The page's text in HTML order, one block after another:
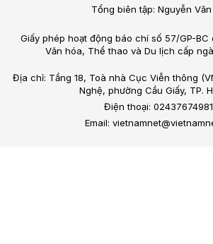
Tổng biên tập: Nguyễn Văn
Giấy phép hoạt động báo chí số 57/GP-BC
Văn hóa, Thể thao và Du lịch cấp
Địa chỉ: Tầng 18, Toà nhà Cục Viễn thông
Nghệ, phường Cầu Giấy, TP.
Điện thoại: 02437674981
Email: